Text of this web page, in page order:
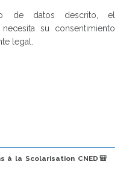
de datos descrito, el
su consentimiento
legal.
à la Scolarisation CNED🎒